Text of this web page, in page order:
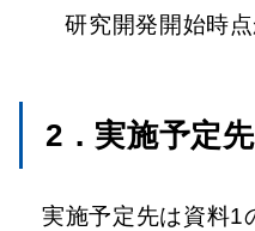
研究開発開始時
2．実施予定先
実施予定先は資料1